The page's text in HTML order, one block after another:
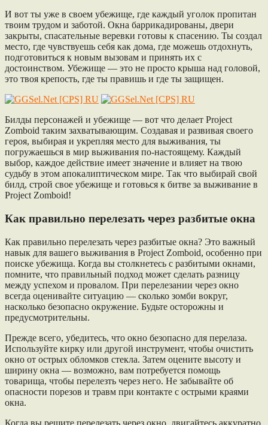
И вот ты уже в своем убежище, где каждый уголок пропитан
твоим трудом и заботой. Окна баррикадированы, двери
закрыты, спасательные веревки готовы к спасению. Ты создал
место, где чувствуешь себя как дома, где можешь отдохнуть,
подготовиться к новым вызовам и принять их с
достоинством. Убежище — это не просто крыша над головой,
это твоя крепость, где ты правишь и где ты защищен.
Билды персонажей и убежище — вот что делает Project
Zomboid таким захватывающим. Создавая и развивая своего
героя, выбирая и укрепляя место для выживания, ты
погружаешься в мир выживания по-настоящему. Каждый
выбор, каждое действие имеет значение и влияет на твою
судьбу в этом апокалиптическом мире. Так что выбирай свой
билд, строй свое убежище и готовься к битве за выживание в
Project Zomboid!
Как правильно перелезать через разбитые окна
Как правильно перелезать через разбитые окна? Это важный
навык для вашего выживания в Project Zomboid, особенно при
поиске убежища. Когда вы столкнетесь с разбитыми окнами,
помните, что правильный подход может сделать разницу
между успехом и провалом. При перелезании через окно
всегда оценивайте ситуацию — сколько зомби вокруг,
насколько безопасно окружение. Будьте осторожны и
предусмотрительны.
Прежде всего, убедитесь, что окно безопасно для перелаза.
Используйте кирку или другой инструмент, чтобы очистить
окно от острых обломков стекла. Затем оцените высоту и
ширину окна — возможно, вам потребуется помощь
товарища, чтобы перелезть через него. Не забывайте об
опасности порезов и травм при контакте с острыми краями
окна.
Когда вы решите перелезать через окно, двигайтесь аккуратно